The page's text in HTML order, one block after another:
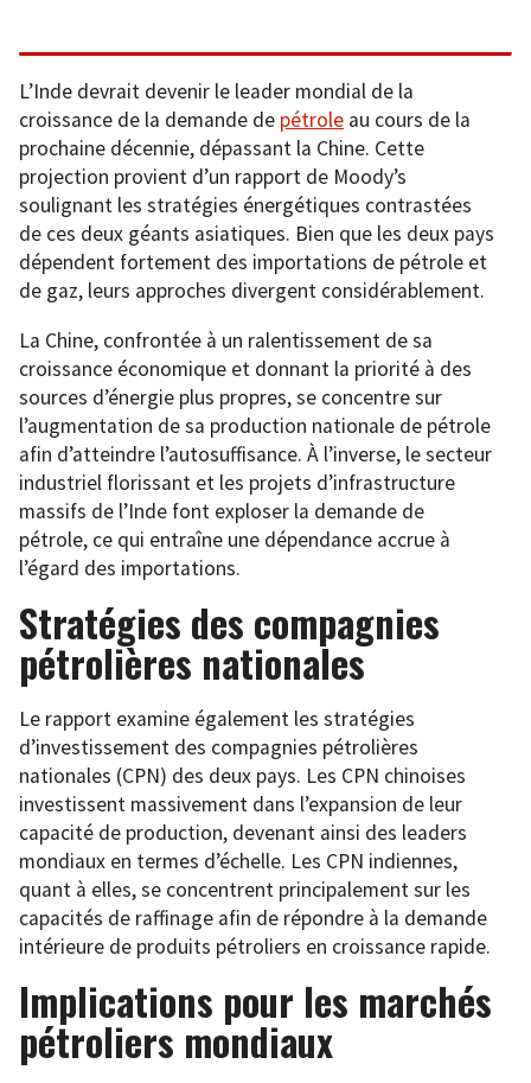
L’Inde devrait devenir le leader mondial de la
croissance de la demande de pétrole au cours de la
prochaine décennie, dépassant la Chine. Cette
projection provient d’un rapport de Moody’s
soulignant les stratégies énergétiques contrastées
de ces deux géants asiatiques. Bien que les deux pays
dépendent fortement des importations de pétrole et
de gaz, leurs approches divergent considérablement.
La Chine, confrontée à un ralentissement de sa
croissance économique et donnant la priorité à des
sources d’énergie plus propres, se concentre sur
l’augmentation de sa production nationale de pétrole
afin d’atteindre l’autosuffisance. À l’inverse, le secteur
industriel florissant et les projets d’infrastructure
massifs de l’Inde font exploser la demande de
pétrole, ce qui entraîne une dépendance accrue à
l’égard des importations.
Stratégies des compagnies
pétrolières nationales
Le rapport examine également les stratégies
d’investissement des compagnies pétrolières
nationales (CPN) des deux pays. Les CPN chinoises
investissent massivement dans l’expansion de leur
capacité de production, devenant ainsi des leaders
mondiaux en termes d’échelle. Les CPN indiennes,
quant à elles, se concentrent principalement sur les
capacités de raffinage afin de répondre à la demande
intérieure de produits pétroliers en croissance rapide.
Implications pour les marchés
pétroliers mondiaux